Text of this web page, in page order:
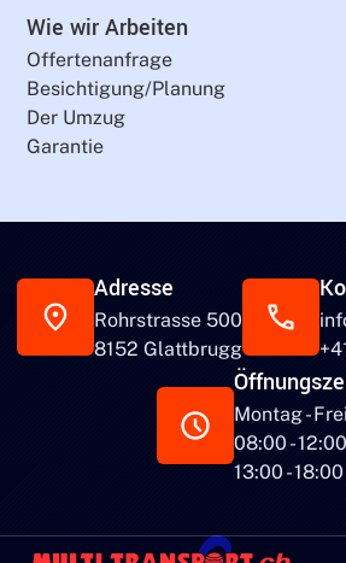
Wie wir Arbeiten
Offertenanfrage
Besichtigung/Planung
Der Umzug
Garantie
Adresse
Rohrstrasse 500
8152 Glattbrugg
Montag -
08:00 -
13:00 -